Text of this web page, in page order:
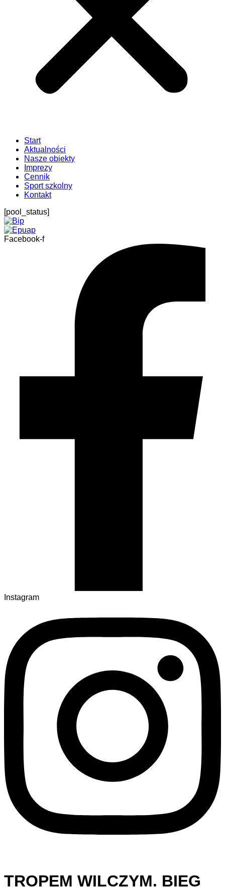
Start
Aktualności
Nasze obiekty
Imprezy
Cennik
Sport szkolny
Kontakt
[pool_status]
Facebook-f
Instagram
TROPEM WILCZYM. BIEG